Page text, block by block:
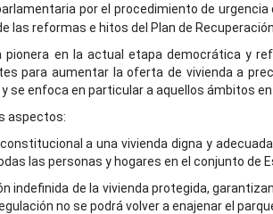
por el procedimiento de
las reformas e hitos del Plan de
pionera en la actual etapa democrática y
para aumentar la oferta de vivienda a
se enfoca en particular a aquellos ámbitos
aspectos:
constitucional a una vivienda digna y
las personas y hogares en el conjunto de
indefinida de la vivienda protegida,
no se podrá volver a enajenar el